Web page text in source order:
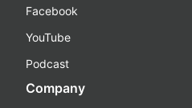
Facebook
YouTube
Podcast
Company